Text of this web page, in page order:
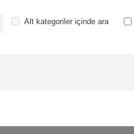
Alt kategoriler içinde ara